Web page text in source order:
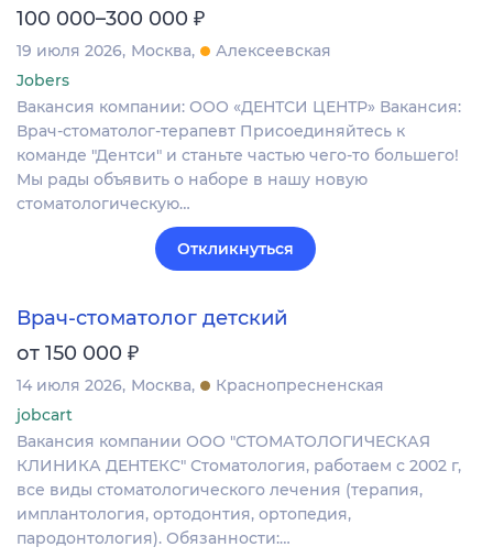
100 000–300 000 ₽
19 июля 2026 Москва
Алексеевская
Jobers
Вакансия компании: ООО «ДЕНТСИ ЦЕНТР» Вакансия:
Врач-стоматолог-терапевт Присоединяйтесь к
команде "Дентси" и станьте частью чего-то большего!
Мы рады объявить о наборе в нашу новую
стоматологическую…
Откликнуться
Врач-стоматолог детский
от 150 000 ₽
14 июля 2026 Москва
Краснопресненская
jobcart
Вакансия компании ООО "СТОМАТОЛОГИЧЕСКАЯ
КЛИНИКА ДЕНТЕКС" Стоматология, работаем с 2002 г,
все виды стоматологического лечения (терапия,
имплантология, ортодонтия, ортопедия,
пародонтология). Обязанности:…